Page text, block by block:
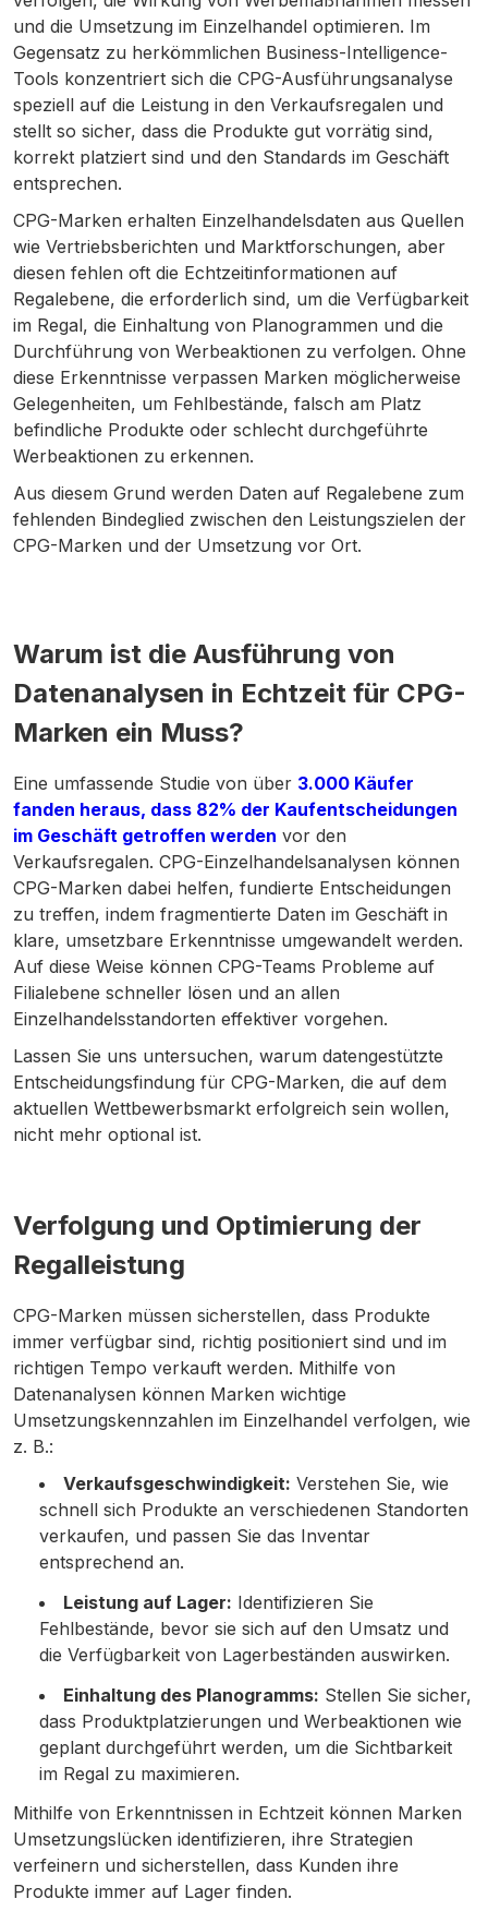
und die Umsetzung im Einzelhandel optimieren. Im
Gegensatz zu herkömmlichen Business-Intelligence-
Tools konzentriert sich die CPG-Ausführungsanalyse
speziell auf die Leistung in den Verkaufsregalen und
stellt so sicher, dass die Produkte gut vorrätig sind,
korrekt platziert sind und den Standards im Geschäft
entsprechen.
CPG-Marken erhalten Einzelhandelsdaten aus Quellen
wie Vertriebsberichten und Marktforschungen, aber
diesen fehlen oft die Echtzeitinformationen auf
Regalebene, die erforderlich sind, um die Verfügbarkeit
im Regal, die Einhaltung von Planogrammen und die
Durchführung von Werbeaktionen zu verfolgen. Ohne
diese Erkenntnisse verpassen Marken möglicherweise
Gelegenheiten, um Fehlbestände, falsch am Platz
befindliche Produkte oder schlecht durchgeführte
Werbeaktionen zu erkennen.
Aus diesem Grund werden Daten auf Regalebene zum
fehlenden Bindeglied zwischen den Leistungszielen der
CPG-Marken und der Umsetzung vor Ort.
Warum ist die Ausführung von
Datenanalysen in Echtzeit für CPG-
Marken ein Muss?
Eine umfassende Studie von über 3.000 Käufer
fanden heraus, dass 82% der Kaufentscheidungen
im Geschäft getroffen werden vor den
Verkaufsregalen. CPG-Einzelhandelsanalysen können
CPG-Marken dabei helfen, fundierte Entscheidungen
zu treffen, indem fragmentierte Daten im Geschäft in
klare, umsetzbare Erkenntnisse umgewandelt werden.
Auf diese Weise können CPG-Teams Probleme auf
Filialebene schneller lösen und an allen
Einzelhandelsstandorten effektiver vorgehen.
Lassen Sie uns untersuchen, warum datengestützte
Entscheidungsfindung für CPG-Marken, die auf dem
aktuellen Wettbewerbsmarkt erfolgreich sein wollen,
nicht mehr optional ist.
Verfolgung und Optimierung der
Regalleistung
CPG-Marken müssen sicherstellen, dass Produkte
immer verfügbar sind, richtig positioniert sind und im
richtigen Tempo verkauft werden. Mithilfe von
Datenanalysen können Marken wichtige
Umsetzungskennzahlen im Einzelhandel verfolgen, wie
z. B.:
Verkaufsgeschwindigkeit: Verstehen Sie, wie
schnell sich Produkte an verschiedenen Standorten
verkaufen, und passen Sie das Inventar
entsprechend an.
Leistung auf Lager: Identifizieren Sie
Fehlbestände, bevor sie sich auf den Umsatz und
die Verfügbarkeit von Lagerbeständen auswirken.
Einhaltung des Planogramms: Stellen Sie sicher,
dass Produktplatzierungen und Werbeaktionen wie
geplant durchgeführt werden, um die Sichtbarkeit
im Regal zu maximieren.
Mithilfe von Erkenntnissen in Echtzeit können Marken
Umsetzungslücken identifizieren, ihre Strategien
verfeinern und sicherstellen, dass Kunden ihre
Produkte immer auf Lager finden.